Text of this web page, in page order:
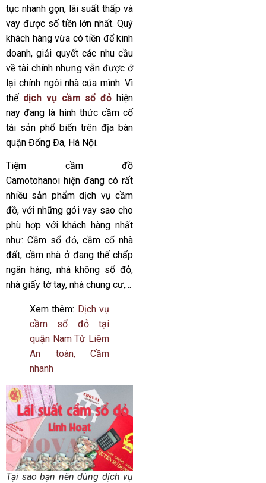
tục nhanh gọn, lãi suất thấp và
vay được số tiền lớn nhất. Quý
khách hàng vừa có tiền để kinh
doanh, giải quyết các nhu cầu
về tài chính nhưng vẫn được ở
lại chính ngôi nhà của mình. Vì
thế dịch vụ cầm sổ đỏ hiện
nay đang là hình thức cầm cố
tài sản phổ biến trên địa bàn
quận Đống Đa, Hà Nội.
Tiệm cầm đồ
Camotohanoi hiện đang có rất
nhiều sản phẩm dịch vụ cầm
đồ, với những gói vay sao cho
phù hợp với khách hàng nhất
như: Cầm sổ đỏ, cầm cố nhà
đất, cầm nhà ở đang thế chấp
ngân hàng, nhà không sổ đỏ,
nhà giấy tờ tay, nhà chung cư,…
Xem thêm: Dịch vụ
cầm sổ đỏ tại
quận Nam Từ Liêm
An toàn, Cầm
nhanh
Tại sao bạn nên dùng dịch vụ